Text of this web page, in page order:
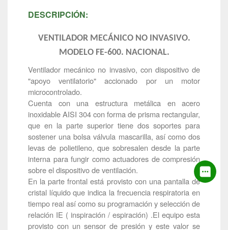
DESCRIPCIÓN:
VENTILADOR MECÁNICO NO INVASIVO.
MODELO FE-600. NACIONAL.
Ventilador mecánico no invasivo, con dispositivo de
"apoyo ventilatorio" accionado por un motor
microcontrolado.
Cuenta con una estructura metálica en acero
inoxidable AISI 304 con forma de prisma rectangular,
que en la parte superior tiene dos soportes para
sostener una bolsa válvula mascarilla, así como dos
levas de polietileno, que sobresalen desde la parte
interna para fungir como actuadores de compresión
sobre el dispositivo de ventilación.
En la parte frontal está provisto con una pantalla de
cristal líquido que indica la frecuencia respiratoria en
tiempo real así como su programación y selección de
relación IE ( inspiración / espiración) .El equipo esta
provisto con un sensor de presión y este valor se